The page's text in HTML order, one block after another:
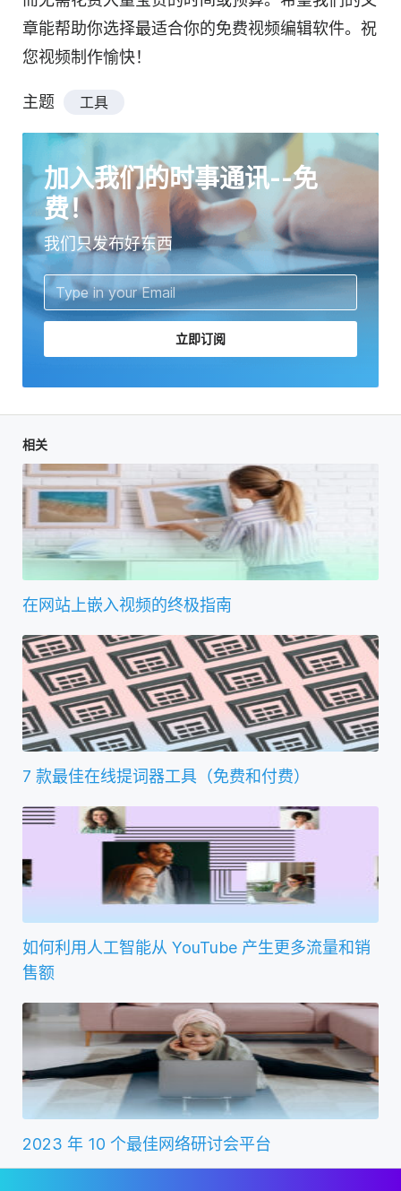
章能帮助你选择最适合你的免费视频编辑软件。祝
您视频制作愉快！
主题 工具
加入我们的时事通讯--免
费！
我们只发布好东西
立即订阅
相关
在网站上嵌入视频的终极指南
7 款最佳在线提词器工具（免费和付费）
如何利用人工智能从 YouTube 产生更多流量和销
售额
2023 年 10 个最佳网络研讨会平台